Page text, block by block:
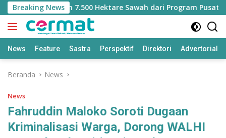
Langsung
ke
konten
Breaking News
Jatah 7.500 Hektare Sawah dari Program Pusat
News Feature Sastra Perspektif Direktori Advertorial
Beranda News
News
Fahruddin Maloko Soroti Dugaan
Kriminalisasi Warga, Dorong WALHI